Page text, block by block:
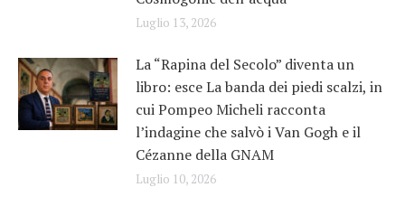
Luglio 13, 2026
La “Rapina del Secolo” diventa un
libro: esce La banda dei piedi scalzi, in
cui Pompeo Micheli racconta
l’indagine che salvò i Van Gogh e il
Cézanne della GNAM
Luglio 10, 2026